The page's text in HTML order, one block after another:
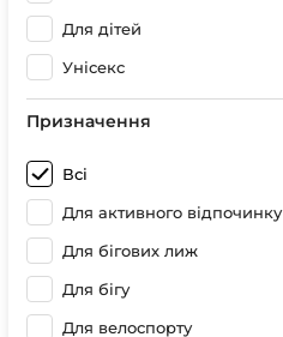
Для дітей
Унісекс
Призначення
Всі
Для активного відпочинку
Для бігових лиж
Для бігу
Для велоспорту